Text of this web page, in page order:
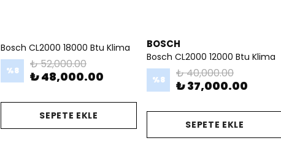
Bosch CL2000 18000 Btu Klima
%8 ₺ 52,000.00
₺ 48,000.00
SEPETE EKLE
BOSCH
Bosch CL2000 12000 Btu Klima
%8 ₺ 40,000.00
₺ 37,000.00
SEPETE EKLE